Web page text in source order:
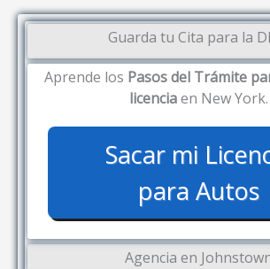
Guarda tu Cita para la
Agencia en
Aprende los Pasos del Trámite
licenciaen New York.
Sacar mi
para Autos